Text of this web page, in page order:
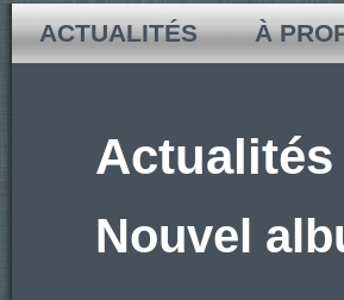
À
ACTUALITÉS
Actualités
Nouvel